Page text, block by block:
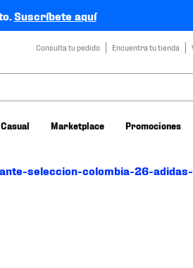
Suscríbete aquí
Consulta tu pedido Encuentra tu tienda
Casual Marketplace Promociones
seleccion-colombia-26-